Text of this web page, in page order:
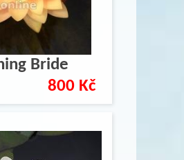
Bride
800 Kč